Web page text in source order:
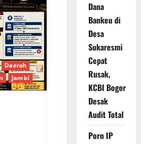
Daerah
Jambi
Dana
Bankeu di
Desa
Sukaresmi
Cepat
Rusak,
KCBI Bogor
Desak
Audit Total
Porn IP